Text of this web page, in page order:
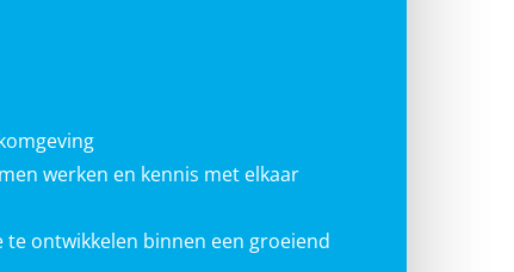
werken en kennis met elkaar
te ontwikkelen binnen een groeiend